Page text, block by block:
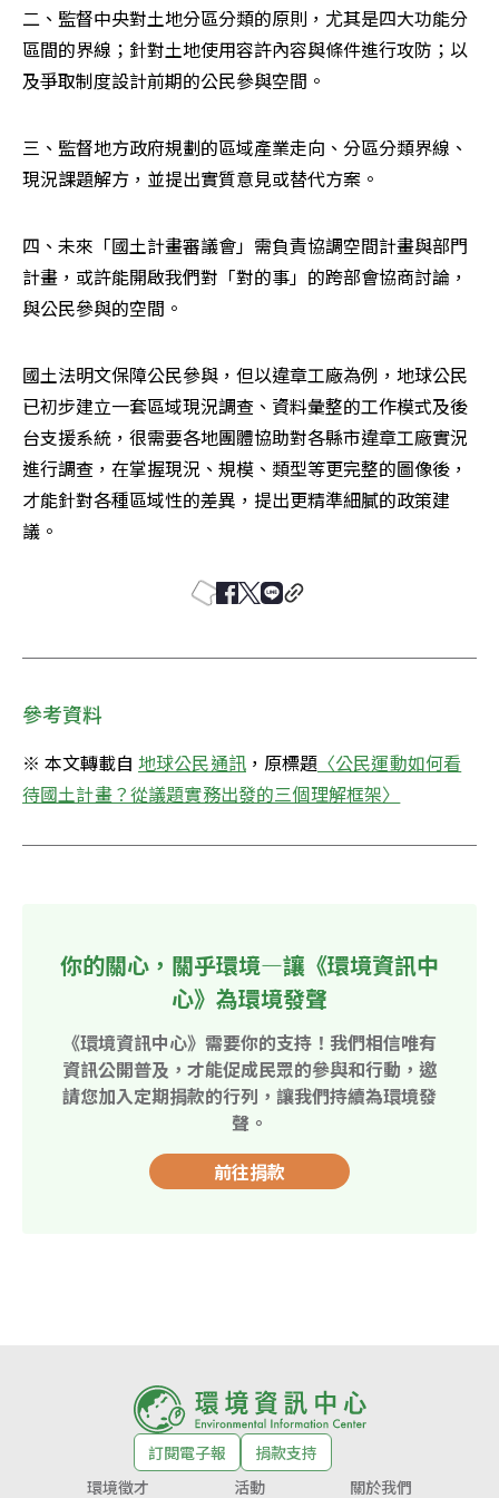
二、監督中央對土地分區分類的原則，尤其是四大功能分
區間的界線；針對土地使用容許內容與條件進行攻防；以
及爭取制度設計前期的公民參與空間。
三、監督地方政府規劃的區域產業走向、分區分類界線、
現況課題解方，並提出實質意見或替代方案。
四、未來「國土計畫審議會」需負責協調空間計畫與部門
計畫，或許能開啟我們對「對的事」的跨部會協商討論，
與公民參與的空間。
國土法明文保障公民參與，但以違章工廠為例，地球公民
已初步建立一套區域現況調查、資料彙整的工作模式及後
台支援系統，很需要各地團體協助對各縣市違章工廠實況
進行調查，在掌握現況、規模、類型等更完整的圖像後，
才能針對各種區域性的差異，提出更精準細膩的政策建
議。
參考資料
※ 本文轉載自 地球公民通訊，原標題〈公民運動如何看
待國土計畫？從議題實務出發的三個理解框架〉
你的關心，關乎環境—讓《環境資訊中
心》為環境發聲
《環境資訊中心》需要你的支持！我們相信唯有
資訊公開普及，才能促成民眾的參與和行動，邀
請您加入定期捐款的行列，讓我們持續為環境發
聲。
前往捐款
訂閱電子報
捐款支持
環境徵才
活動 關於我們